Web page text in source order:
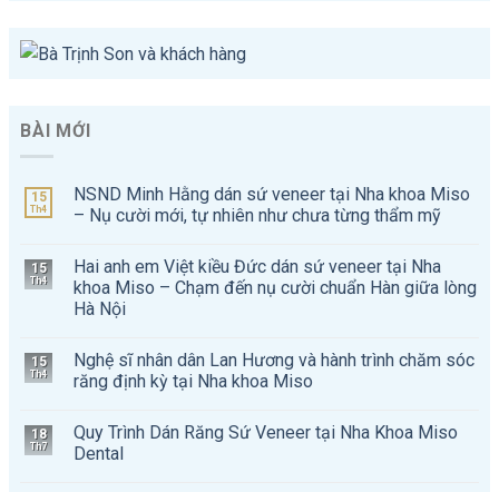
BÀI MỚI
15
Th4
NSND Minh Hằng dán sứ veneer tại Nha khoa Miso
– Nụ cười mới, tự nhiên như chưa từng thẩm mỹ
15
Th4
Hai anh em Việt kiều Đức dán sứ veneer tại Nha
khoa Miso – Chạm đến nụ cười chuẩn Hàn giữa lòng
Hà Nội
15
Th4
Nghệ sĩ nhân dân Lan Hương và hành trình chăm sóc
răng định kỳ tại Nha khoa Miso
18
Th7
Quy Trình Dán Răng Sứ Veneer tại Nha Khoa Miso
Dental